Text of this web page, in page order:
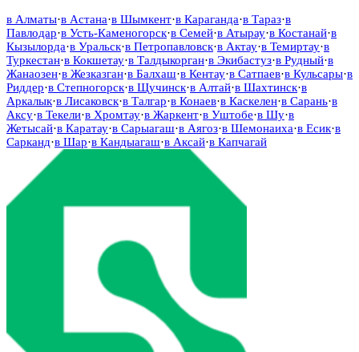
в Алматы·в Астана·в Шымкент·в Караганда·в Тараз·в
Павлодар·в Усть-Каменогорск·в Семей·в Атырау·в Костанай·в
Кызылорда·в Уральск·в Петропавловск·в Актау·в Темиртау·в
Туркестан·в Кокшетау·в Талдыкорган·в Экибастуз·в Рудный·в
Жанаозен·в Жезказган·в Балхаш·в Кентау·в Сатпаев·в Кульсары·в
Риддер·в Степногорск·в Щучинск·в Алтай·в Шахтинск·в
Аркалык·в Лисаковск·в Талгар·в Конаев·в Каскелен·в Сарань·в
Аксу·в Текели·в Хромтау·в Жаркент·в Уштобе·в Шу·в
Жетысай·в Каратау·в Сарыагаш·в Аягоз·в Шемонаиха·в Есик·в
Сарканд·в Шар·в Кандыагаш·в Аксай·в Капчагай